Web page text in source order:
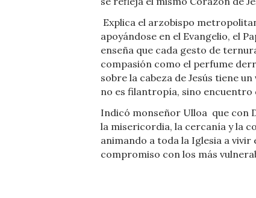
Explica el arzobispo
apoyándose en el Evangelio, el
enseña que cada gesto de
compasión como el perfume
sobre la cabeza de Jesús tiene
no es filantropía, sino encuentro
Indicó monseñor Ulloa que con
la misericordia, la cercanía y la
animando a toda la Iglesia a vivir
compromiso con los más